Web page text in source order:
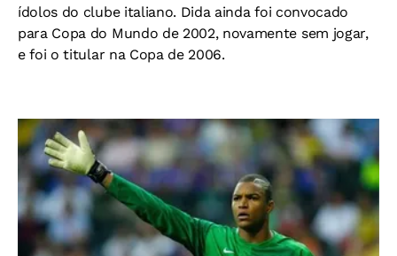
ídolos do clube italiano. Dida ainda foi convocado
para Copa do Mundo de 2002, novamente sem jogar,
e foi o titular na Copa de 2006.